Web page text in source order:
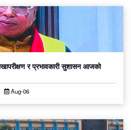
र प्रभावकारी सुशासन आजको
Aug-06